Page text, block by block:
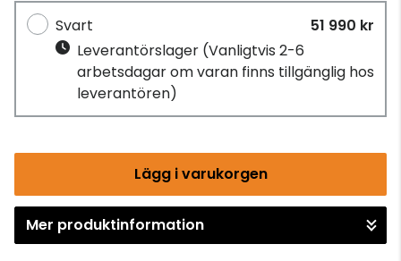
Svart
51 990 kr
Leverantörslager (Vanligtvis 2-6
arbetsdagar om varan finns tillgänglig hos
leverantören)
Lägg i varukorgen
Gå till kassan
Mer produktinformation